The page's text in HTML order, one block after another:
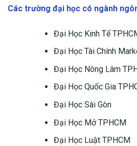
Các trường đại học có ngành
Đại Học Kinh Tế
Đại Học Tài Chính
Đại Học Nông Lâm
Đại Học Quốc Gia
Đại Học Sài Gòn
Đại Học Mở TPHCM
Đại Học Luật TPHCM